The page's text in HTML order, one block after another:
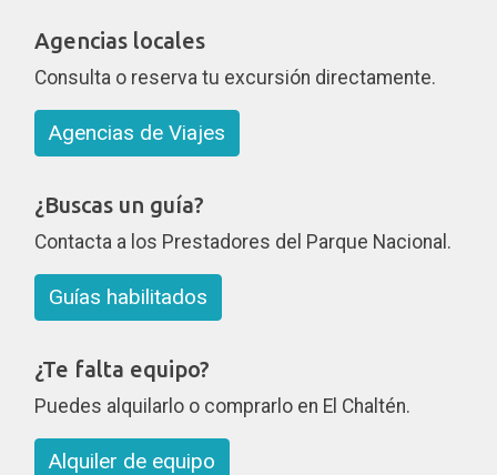
Agencias locales
Consulta o reserva tu excursión directamente.
Agencias de Viajes
¿Buscas un guía?
Contacta a los Prestadores del Parque Nacional.
Guías habilitados
¿Te falta equipo?
Puedes alquilarlo o comprarlo en El Chaltén.
Alquiler de equipo